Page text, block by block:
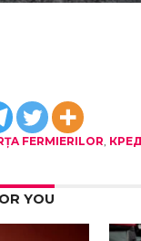
FERMIERILOR
YOU